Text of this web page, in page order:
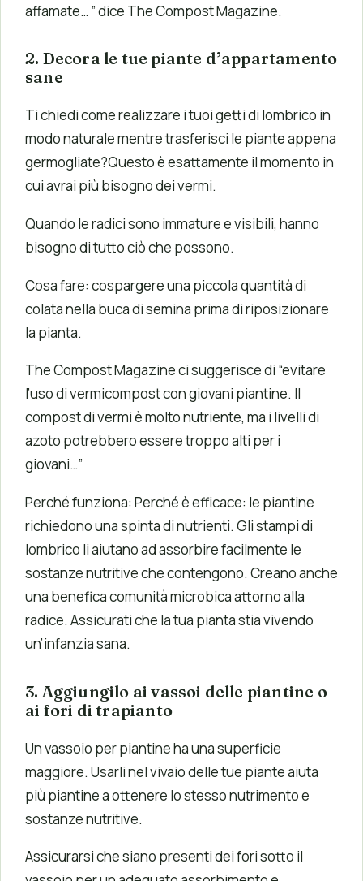
affamate… ” dice The Compost Magazine.
2. Decora le tue piante d’appartamento
sane
Ti chiedi come realizzare i tuoi getti di lombrico in
modo naturale mentre trasferisci le piante appena
germogliate?Questo è esattamente il momento in
cui avrai più bisogno dei vermi.
Quando le radici sono immature e visibili, hanno
bisogno di tutto ciò che possono.
Cosa fare: cospargere una piccola quantità di
colata nella buca di semina prima di riposizionare
la pianta.
The Compost Magazine ci suggerisce di “evitare
l’uso di vermicompost con giovani piantine. Il
compost di vermi è molto nutriente, ma i livelli di
azoto potrebbero essere troppo alti per i
giovani…”
Perché funziona: Perché è efficace: le piantine
richiedono una spinta di nutrienti. Gli stampi di
lombrico li aiutano ad assorbire facilmente le
sostanze nutritive che contengono. Creano anche
una benefica comunità microbica attorno alla
radice. Assicurati che la tua pianta stia vivendo
un’infanzia sana.
3. Aggiungilo ai vassoi delle piantine o
ai fori di trapianto
Un vassoio per piantine ha una superficie
maggiore. Usarli nel vivaio delle tue piante aiuta
più piantine a ottenere lo stesso nutrimento e
sostanze nutritive.
Assicurarsi che siano presenti dei fori sotto il